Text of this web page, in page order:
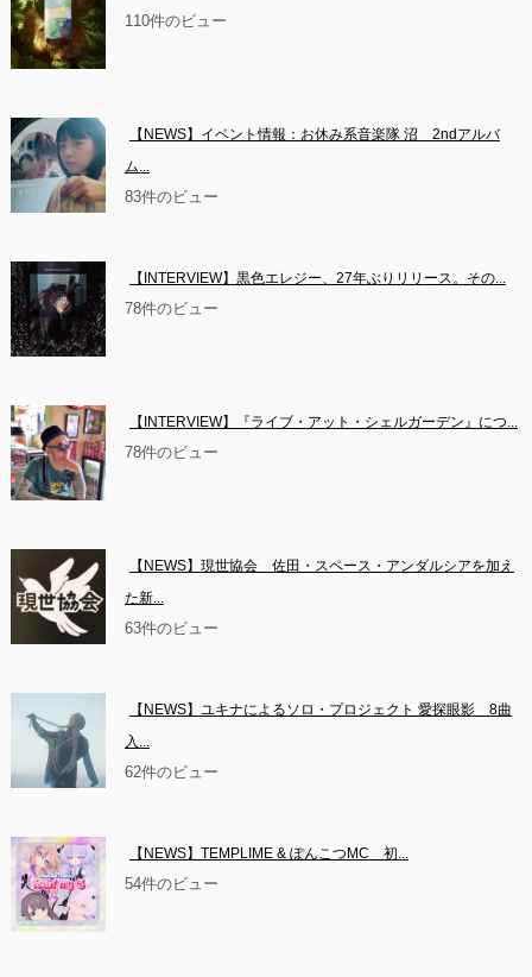
110件のビュー
【NEWS】イベント情報：お休み系音楽隊 沼　2ndアルバ
ム...
83件のビュー
【INTERVIEW】黒色エレジー、27年ぶりリリース。その...
78件のビュー
【INTERVIEW】『ライブ・アット・シェルガーデン』につ...
78件のビュー
【NEWS】現世協会　佐田・スペース・アンダルシアを加え
た新...
63件のビュー
【NEWS】ユキナによるソロ・プロジェクト 愛探眼影　8曲
入...
62件のビュー
【NEWS】TEMPLIME & ぽんこつMC　初...
54件のビュー